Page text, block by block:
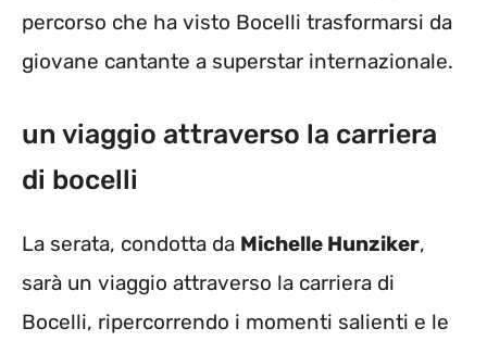
percorso che ha visto Bocelli trasformarsi da
giovane cantante a superstar internazionale.
un viaggio attraverso la carriera
di bocelli
La serata, condotta da Michelle Hunziker,
sarà un viaggio attraverso la carriera di
Bocelli, ripercorrendo i momenti salienti e le